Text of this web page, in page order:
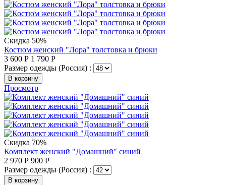
Скидка 50%
Костюм женский "Лора" толстовка и брюки
3 600 Р 1 790 Р
Размер одежды (Россия) :
В корзину
Просмотр
Скидка 70%
Комплект женский "Домашний" синий
2 970 Р 900 Р
Размер одежды (Россия) :
В корзину